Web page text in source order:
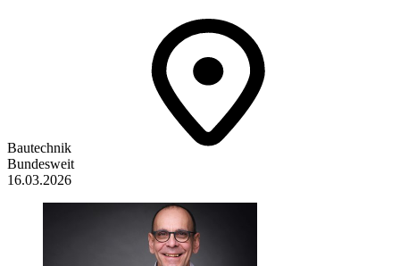
Bautechnik
Bundesweit
16.03.2026